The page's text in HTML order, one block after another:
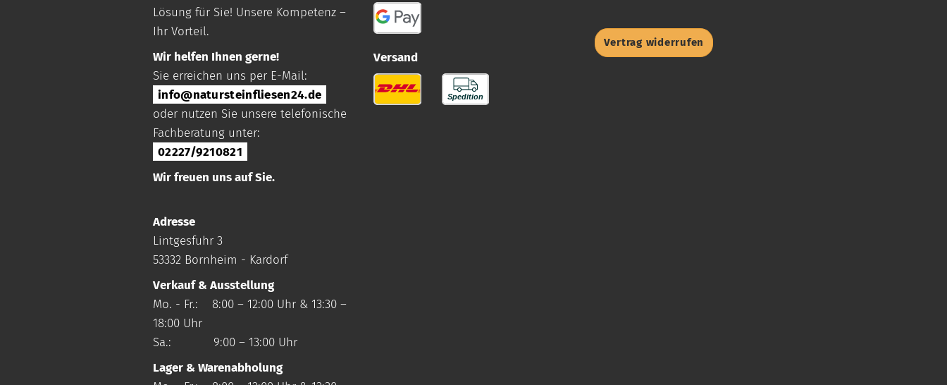
Lösung für Sie! Unsere Kompetenz –
Ihr Vorteil.
Wir helfen Ihnen gerne!
Sie erreichen uns per E-Mail:
info@natursteinfliesen24.de
oder nutzen Sie unsere telefonische
Fachberatung unter:
02227/9210821
Wir freuen uns auf Sie.
Adresse
Lintgesfuhr 3
53332 Bornheim - Kardorf
Verkauf & Ausstellung
Mo. - Fr.: 8:00 – 12:00 Uhr & 13:30 –
18:00 Uhr
Sa.: 9:00 – 13:00 Uhr
Lager & Warenabholung
Versand
Vertrag widerrufen